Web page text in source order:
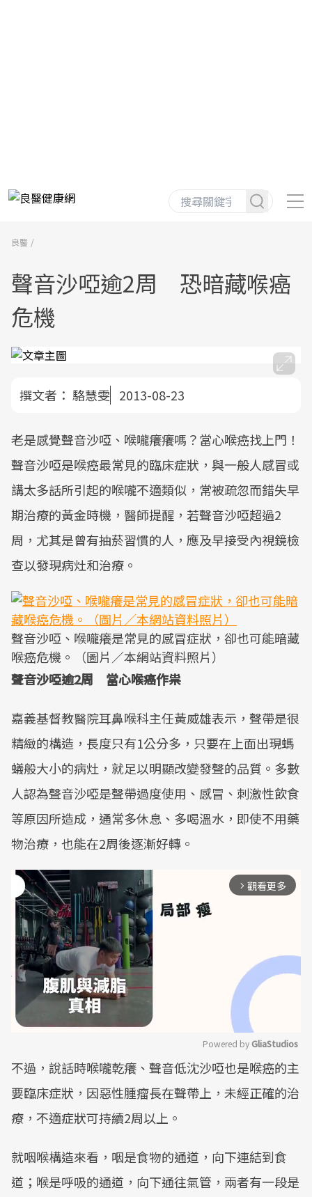
良醫
聲音沙啞逾2周 恐暗藏喉癌
危機
撰文者： 駱慧雯 2013-08-23
老是感覺聲音沙啞、喉嚨癢癢嗎？當心喉癌找上門！
聲音沙啞是喉癌最常見的臨床症狀，與一般人感冒或
講太多話所引起的喉嚨不適類似，常被疏忽而錯失早
期治療的黃金時機，醫師提醒，若聲音沙啞超過2
周，尤其是曾有抽菸習慣的人，應及早接受內視鏡檢
查以發現病灶和治療。
聲音沙啞、喉嚨癢是常見的感冒症狀，卻也可能暗藏
喉癌危機。（圖片／本網站資料照片）
聲音沙啞逾2周 當心喉癌作祟
嘉義基督教醫院耳鼻喉科主任黃威雄表示，聲帶是很
精緻的構造，長度只有1公分多，只要在上面出現螞
蟻般大小的病灶，就足以明顯改變發聲的品質。多數
人認為聲音沙啞是聲帶過度使用、感冒、刺激性飲食
等原因所造成，通常多休息、多喝溫水，即使不用藥
物治療，也能在2周後逐漸好轉。
arrow_forward_ios 觀看更多
Mute
Powered by GliaStudios
不過，說話時喉嚨乾癢、聲音低沈沙啞也是喉癌的主
要臨床症狀，因惡性腫瘤長在聲帶上，未經正確的治
療，不適症狀可持續2周以上。
就咽喉構造來看，咽是食物的通道，向下連結到食
道；喉是呼吸的通道，向下通往氣管，兩者有一段是